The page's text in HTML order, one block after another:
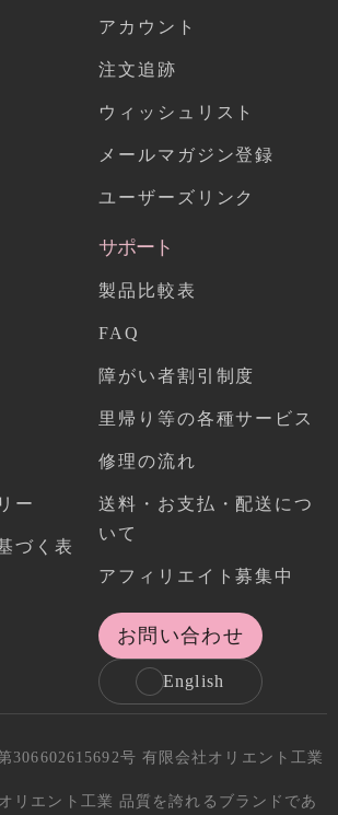
アカウント
注文追跡
ウィッシュリスト
メールマガジン登録
ユーザーズリンク
ー
づく表
サポート
製品比較表
FAQ
障がい者割引制度
里帰り等の各種サービス
修理の流れ
送料・お支払・配送につ
いて
アフィリエイト募集中
お問い合わせ
English
306602615692号 有限会社オリエント工業
リエント工業 品質を誇れるブランドであ